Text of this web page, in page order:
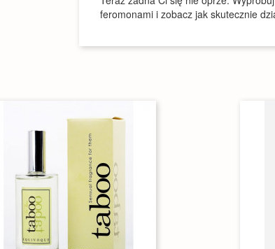
feromonami i zobacz jak skutecznie